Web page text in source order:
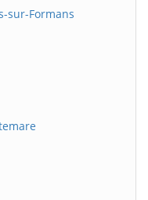
sur-Formans